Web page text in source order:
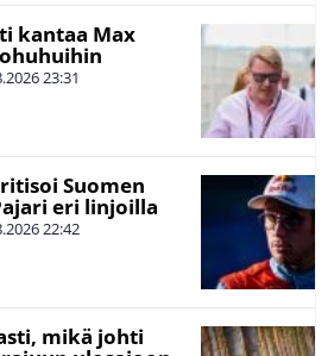
kantaa Max
23:31
Suomen
eri linjoilla
22:42
mikä johti